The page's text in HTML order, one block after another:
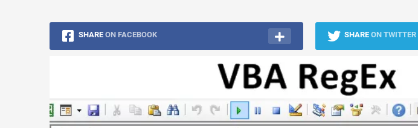
SHARE ON FACEBOOK SHARE ON TWITTER